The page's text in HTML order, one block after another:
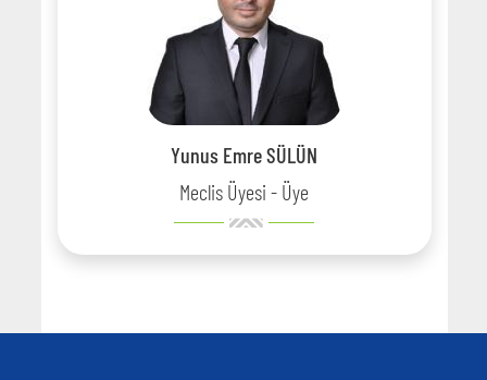
Yunus Emre SÜLÜN
Meclis Üyesi - Üye